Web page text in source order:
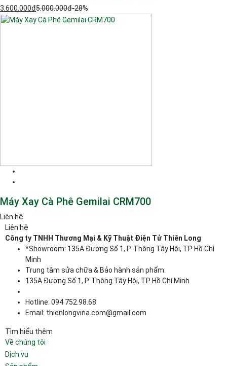
3.600.000đ5.000.000đ-28%
Máy Xay Cà Phê Gemilai CRM700
Liên hệ
Liên hệ
Công ty TNHH Thương Mại & Kỹ Thuật Điện Tử Thiên Long
*Showroom: 135A Đường Số 1, P. Thông Tây Hội, TP Hồ Chí
Minh
Trung tâm sửa chữa & Bảo hành sản phẩm:
135A Đường Số 1, P. Thông Tây Hội, TP Hồ Chí Minh
Hotline: 094 752.98.68
Email: thienlongvina.com@gmail.com
Tìm hiểu thêm
Về chúng tôi
Dịch vụ